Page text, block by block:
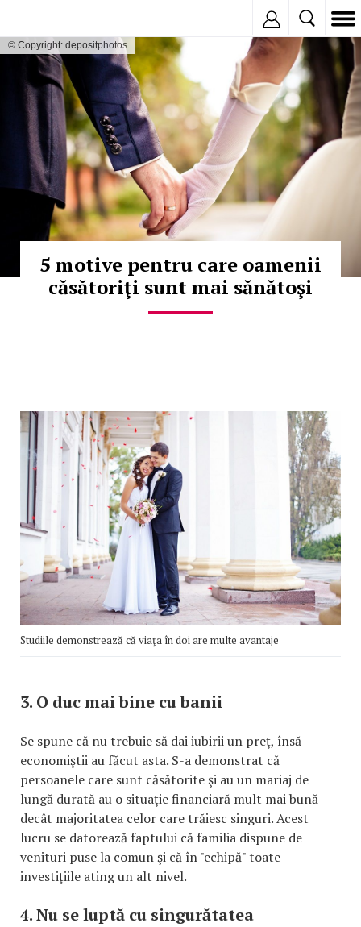
© Copyright: depositphotos
5 motive pentru care oamenii
căsătoriţi sunt mai sănătoşi
Studiile demonstrează că viaţa în doi are multe avantaje
3. O duc mai bine cu banii
Se spune că nu trebuie să dai iubirii un preţ, însă
economiştii au făcut asta. S-a demonstrat că
persoanele care sunt căsătorite şi au un mariaj de
lungă durată au o situaţie financiară mult mai bună
decât majoritatea celor care trăiesc singuri. Acest
lucru se datorează faptului că familia dispune de
venituri puse la comun şi că în "echipă" toate
investiţiile ating un alt nivel.
4. Nu se luptă cu singurătatea